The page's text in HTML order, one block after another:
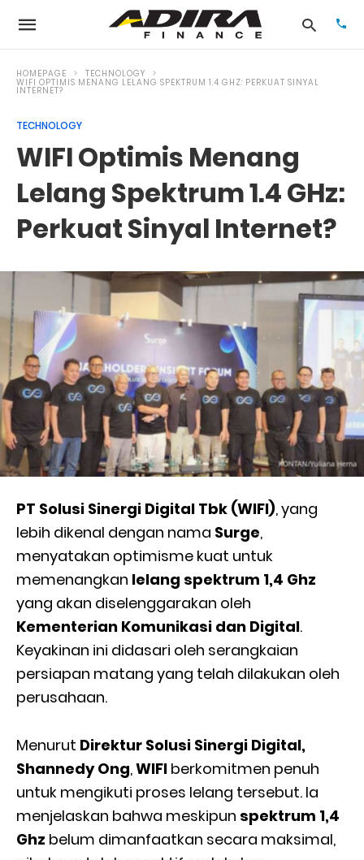
hit
HOMEPAGE TECHNOLOGY
WIFI OPTIMIS MENANG LELANG SPEKTRUM 1.4 GHZ: PERKUAT SINYAL
INTERNET?
TECHNOLOGY
WIFI Optimis Menang
Lelang Spektrum 1.4 GHz:
Perkuat Sinyal Internet?
PT Solusi Sinergi Digital Tbk (WIFI), yang
lebih dikenal dengan nama Surge,
menyatakan optimisme kuat untuk
memenangkan lelang spektrum 1,4 Ghz
yang akan diselenggarakan oleh
Kementerian Komunikasi dan Digital.
Keyakinan ini didasari oleh serangkaian
persiapan matang yang telah dilakukan oleh
perusahaan.
Menurut Direktur Solusi Sinergi Digital,
Shannedy Ong,WIFI berkomitmen penuh
untuk mengikuti proses lelang tersebut. Ia
menjelaskan bahwa meskipun spektrum 1,4
Ghz belum dimanfaatkan secara maksimal,